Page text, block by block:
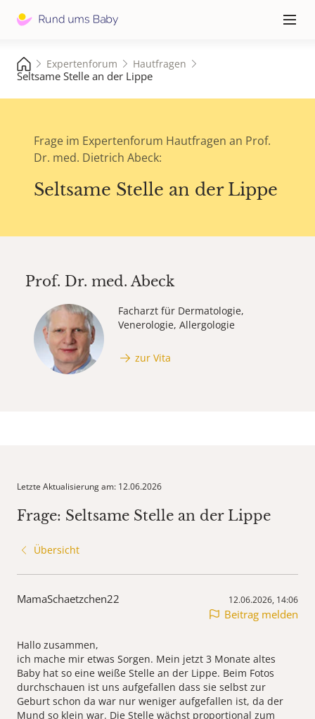
≡
Expertenforum Hautfragen
Seltsame Stelle an der Lippe
Frage im Expertenforum Hautfragen an Prof.
Dr. med. Dietrich Abeck:
Seltsame Stelle an der Lippe
Prof. Dr. med.Abeck
Facharzt für Dermatologie,
Venerologie, Allergologie
zur Vita
Letzte Aktualisierung am: 12.06.2026
Frage: Seltsame Stelle an der Lippe
Übersicht
MamaSchaetzchen22 12.06.2026, 14:06
Beitrag melden
Hallo zusammen,
ich mache mir etwas Sorgen. Mein jetzt 3 Monate altes
Baby hat so eine weiße Stelle an der Lippe. Beim Fotos
durchschauen ist uns aufgefallen dass sie selbst zur
Geburt schon da war nur weniger aufgefallen ist, da der
Mund so klein war. Die Stelle wächst proportional zum